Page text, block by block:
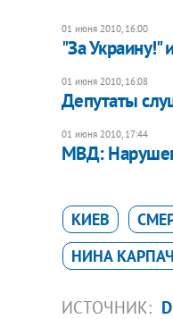
01 июня 2010, 16:00
"За Украину!"
01 июня 2010, 16:08
Депутаты
01 июня 2010, 17:44
МВД:
КИЕВ
НИНА
ИСТОЧНИК: